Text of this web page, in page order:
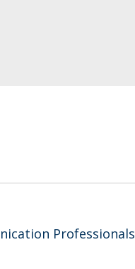
Professionals